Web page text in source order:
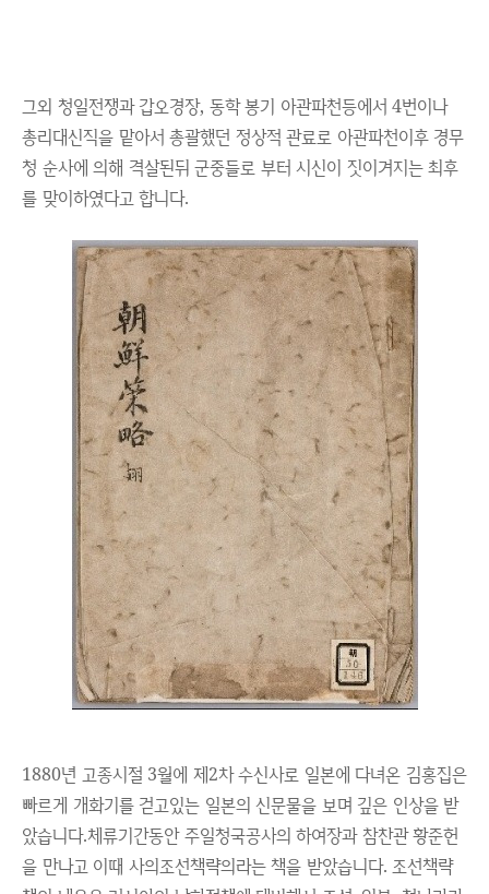
그외 청일전쟁과 갑오경장, 동학 봉기 아관파천등에서 4번이나
총리대신직을 맡아서 총괄했던 정상적 관료로 아관파천이후 경무
청 순사에 의해 격살된뒤 군중들로 부터 시신이 짓이겨지는 최후
를 맞이하였다고 합니다.
1880년 고종시절 3월에 제2차 수신사로 일본에 다녀온 김홍집은
빠르게 개화기를 걷고있는 일본의 신문물을 보며 깊은 인상을 받
았습니다.체류기간동안 주일청국공사의 하여장과 참찬관 황준헌
을 만나고 이때 사의조선책략의라는 책을 받았습니다. 조선책략